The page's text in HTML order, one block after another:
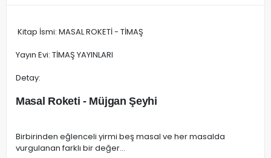
Kitap İsmi: MASAL ROKETİ - TİMAŞ
Yayın Evi: TİMAŞ YAYINLARI
Detay:
Masal Roketi - Müjgan Şeyhi
Birbirinden eğlenceli yirmi beş masal ve her masalda
vurgulanan farklı bir değer...